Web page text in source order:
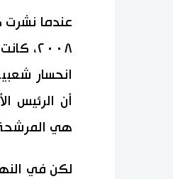
٢٠٠٨،
انحسار
أن الرئيس
هي المرشحة
لكن في